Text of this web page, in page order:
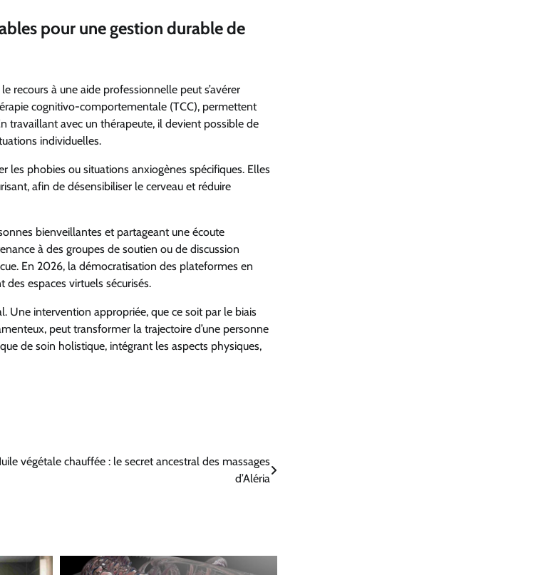
pour une gestion durable de
recours à une aide professionnelle peut s’avérer
cognitivo-comportementale (TCC), permettent
travaillant avec un thérapeute, il devient possible de
individuelles.
les phobies ou situations anxiogènes spécifiques. Elles
afin de désensibiliser le cerveau et réduire
bienveillantes et partageant une écoute
à des groupes de soutien ou de discussion
En 2026, la démocratisation des plateformes en
des espaces virtuels sécurisés.
Une intervention appropriée, que ce soit par le biais
peut transformer la trajectoire d’une personne
de soin holistique, intégrant les aspects physiques,
végétale chauffée : le secret ancestral des massages
d’Aléria